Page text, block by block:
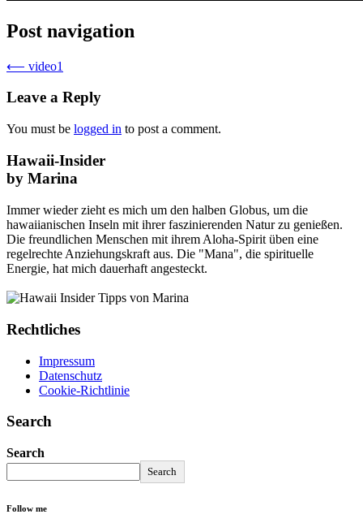
Post navigation
⟵ video1
Leave a Reply
You must be logged in to post a comment.
Hawaii-Insider
by Marina
Immer wieder zieht es mich um den halben Globus, um die
hawaiianischen Inseln mit ihrer faszinierenden Natur zu genießen.
Die freundlichen Menschen mit ihrem Aloha-Spirit üben eine
regelrechte Anziehungskraft aus. Die "Mana", die spirituelle
Energie, hat mich dauerhaft angesteckt.
Rechtliches
Impressum
Datenschutz
Cookie-Richtlinie
Search
Search
Search
Follow me